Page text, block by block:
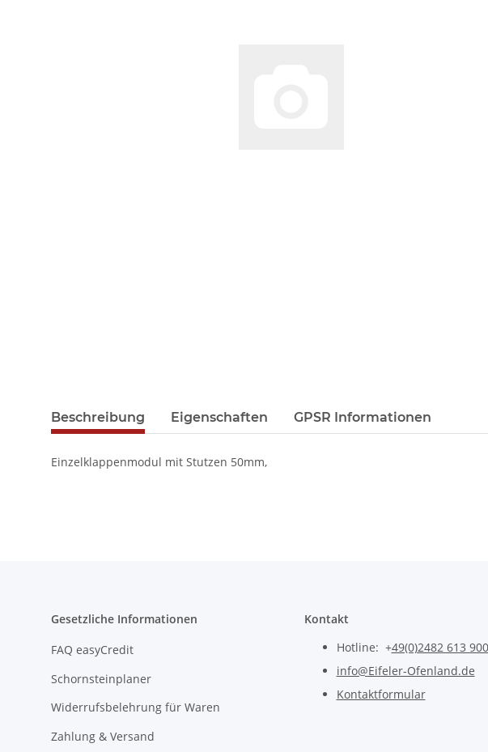
Beschreibung Eigenschaften GPSR Informationen
Einzelklappenmodul mit Stutzen 50mm,
Gesetzliche Informationen
FAQ easyCredit
Schornsteinplaner
Widerrufsbelehrung für Waren
Zahlung & Versand
Kontakt
Hotline: +49(0)2482 613
info@Eifeler-Ofenland.de
Kontaktformular